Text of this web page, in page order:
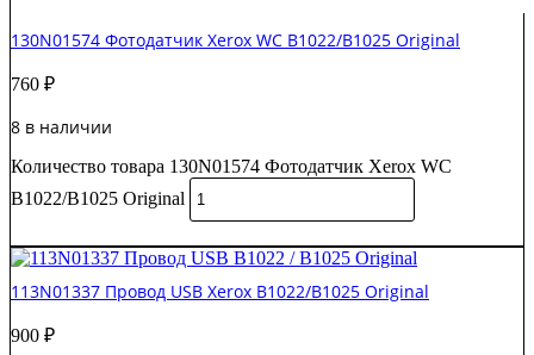
130N01574 Фотодатчик Xerox WC B1022/B1025 Original
760 ₽
8 в наличии
Количество товара 130N01574 Фотодатчик Xerox WC
B1022/B1025 Original
113N01337 Провод USB Xerox B1022/B1025 Original
900 ₽